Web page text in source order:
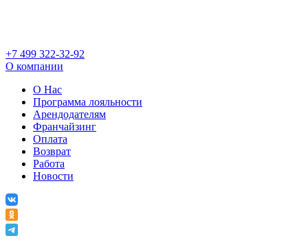
+7 499 322-32-92
О компании
О Нас
Программа лояльности
Арендодателям
Франчайзинг
Оплата
Возврат
Работа
Новости